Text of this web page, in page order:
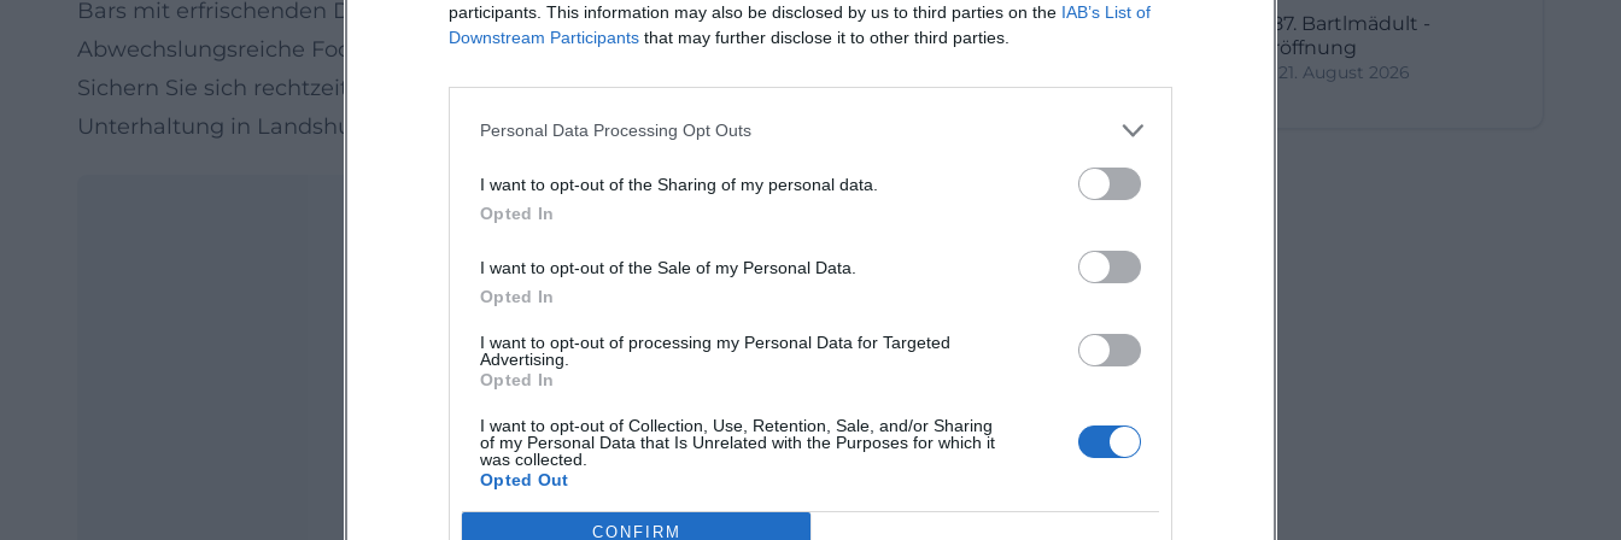
participants. This information may also be disclosed by us to third parties on the IAB’s List of
Downstream Participants that may further disclose it to other third parties.
Personal Data Processing Opt Outs
I want to opt-out of the Sharing of my personal data.
Opted In
I want to opt-out of the Sale of my Personal Data.
Opted In
I want to opt-out of processing my Personal Data for Targeted
Advertising.
Opted In
I want to opt-out of Collection, Use, Retention, Sale, and/or Sharing
of my Personal Data that Is Unrelated with the Purposes for which it
was collected.
Opted Out
CONFIRM
Bars mit erfrischenden Drinks
Abwechslungsreiche Foodtrucks
Sichern Sie sich rechtzeitig Ihre Tickets und freuen Sie sich auf einen Abend voller Musik und
Unterhaltung in Landshut.
Map unavailable
Open in Google Maps
687. Bartlmädult -
Eröffnung
21. August 2026